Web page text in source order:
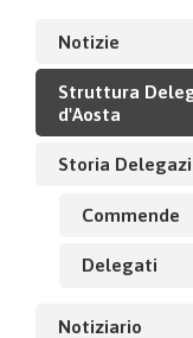
Notizie
Struttura
d'Aosta
Storia
Commende
Delegati
Notiziario